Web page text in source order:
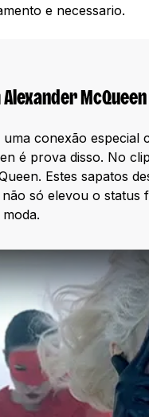
e necessario.
McQueen
uma conexão
é prova disso. No
Estes sapatos
só elevou o status